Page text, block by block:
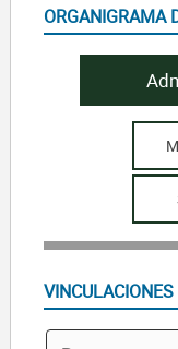
ORGANIGRAMA